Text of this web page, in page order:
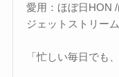
愛用：ほぼ日HON
ジェットストリー
「忙しい毎日でも